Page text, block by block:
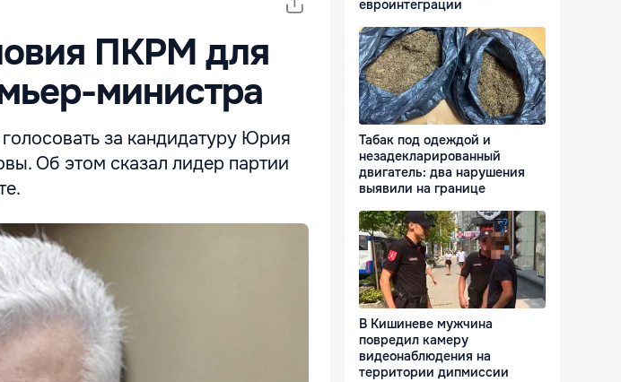
ПКРМ для
министра
за кандидатуру Юрия
Об этом сказал лидер партии
евроинтеграции
Табак под одеждой и
незадекларированный
двигатель: два нарушения
выявили на границе
В Кишиневе мужчина
повредил камеру
видеонаблюдения на
территории дипмиссии